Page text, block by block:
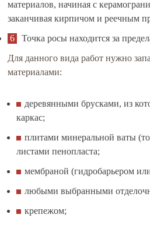
материалов, начиная с
заканчивая кирпичом и реечным
Точка росы находится за
Для данного вида работ нужно
материалами:
деревянными брусками, из
каркас;
плитами минеральной ваты
листами пенопласта;
мембраной (гидробарьером
любыми выбранными
крепежом;